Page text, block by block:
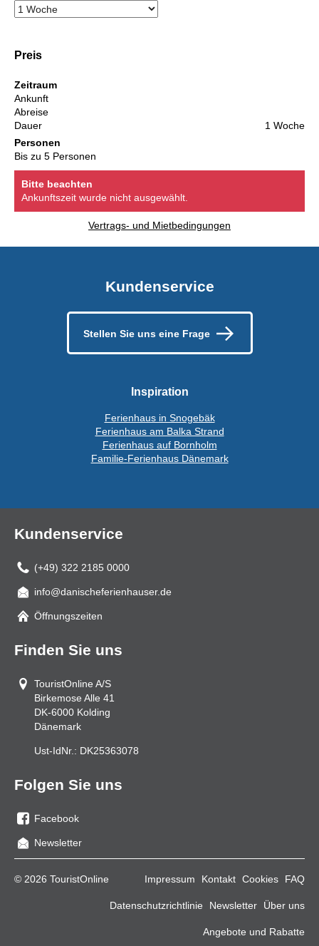
Preis
Zeitraum
Ankunft
Abreise
Dauer
1 Woche
Personen
Bis zu 5 Personen
Bitte beachten
Ankunftszeit wurde nicht ausgewählt.
Vertrags- und Mietbedingungen
Kundenservice
Stellen Sie uns eine Frage
Inspiration
Ferienhaus in Snogebäk
Ferienhaus am Balka Strand
Ferienhaus auf Bornholm
Familie-Ferienhaus Dänemark
Kundenservice
(+49) 322 2185 0000
Mail
info@danischeferienhauser.de
Öffnungszeiten
Finden Sie uns
TouristOnline A/S
Birkemose Alle 41
DK-6000 Kolding
Dänemark
Ust-IdNr.: DK25363078
Folgen Sie uns
Sie
uns
Facebook
Facebook
Newsletter
© 2026 TouristOnline Impressum Kontakt Cookies FAQ
Datenschutzrichtlinie Newsletter Über uns
Angebote und Rabatte